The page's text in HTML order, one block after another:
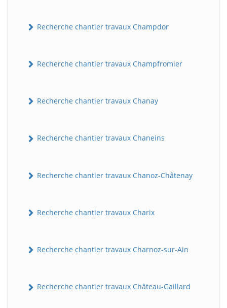
Recherche chantier travaux Champdor
Recherche chantier travaux Champfromier
Recherche chantier travaux Chanay
Recherche chantier travaux Chaneins
Recherche chantier travaux Chanoz-Châtenay
Recherche chantier travaux Charix
Recherche chantier travaux Charnoz-sur-Ain
Recherche chantier travaux Château-Gaillard